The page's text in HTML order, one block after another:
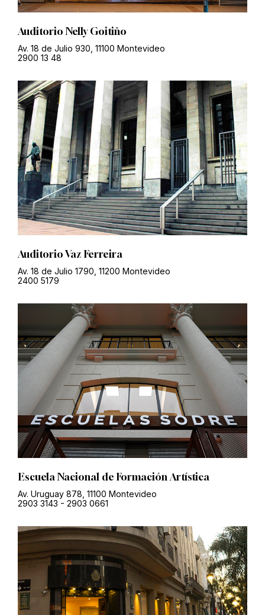
Auditorio Nelly Goitiño
Av. 18 de Julio 930, 11100 Montevideo
2900 13 48
Auditorio Vaz Ferreira
Av. 18 de Julio 1790, 11200 Montevideo
2400 5179
Escuela Nacional de Formación Artística
Av. Uruguay 878, 11100 Montevideo
2903 3143 - 2903 0661